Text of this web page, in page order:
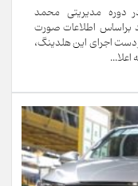
دوره مدیریتی محمد
براساس اطلاعات صورت
از مجموع 12 پروژه در دست اجرای این هلدینگ،